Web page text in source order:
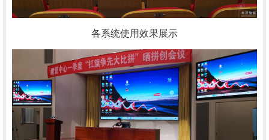
各系统使用效果展示